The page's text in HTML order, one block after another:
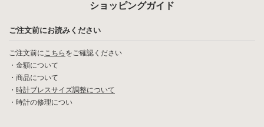
ショッピングガイド
ご注文前にお読みください
ご注文前にこちら をご確認ください
・ 金額について
・ 商品について
・ 時計ブレスサイズ調整について
・ 時計の修理につい